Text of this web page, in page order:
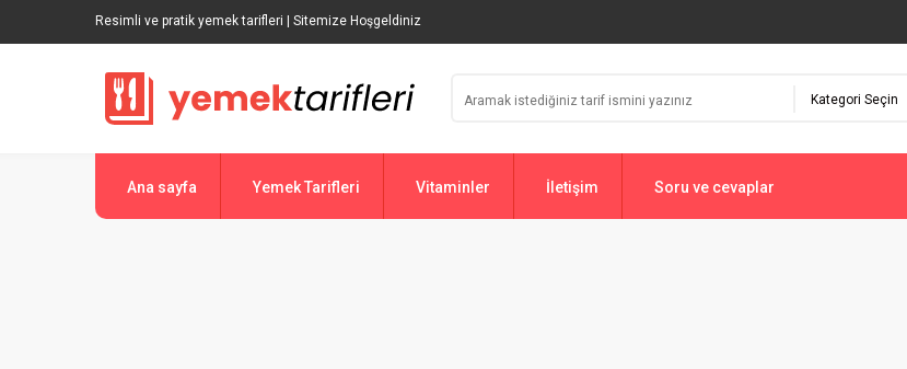
Resimli ve pratik yemek tarifleri | Sitemize Hoşgeldiniz
Ana sayfa Yemek Tarifleri Vitaminler İletişim Soru ve cevaplar